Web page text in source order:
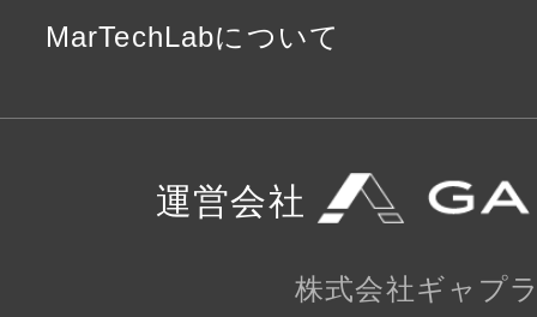
MarTechLabについて
運営会社
株式会社ギャプ